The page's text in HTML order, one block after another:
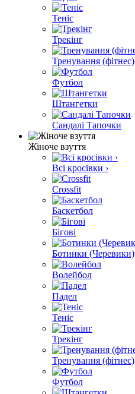
Теніс
Трекінг
Тренування (фітнес)
Футбол
Штангетки
Сандалі Тапочки
Жіноче взуття
Всі кросівки ›
Crossfit
Баскетбол
Бігові
Ботинки (Черевики)
Волейбол
Падел
Теніс
Трекінг
Тренування (фітнес)
Футбол